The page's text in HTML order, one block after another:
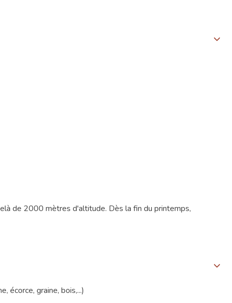
de 2000 mètres d'altitude. Dès la fin du printemps,
écorce, graine, bois,...)